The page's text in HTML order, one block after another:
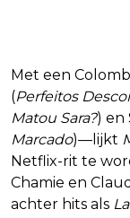
Met een
(Perfeitos
Matou Sara?) en
Marcado)—lijkt
Netflix-rit te
Chamie en
achter hits als